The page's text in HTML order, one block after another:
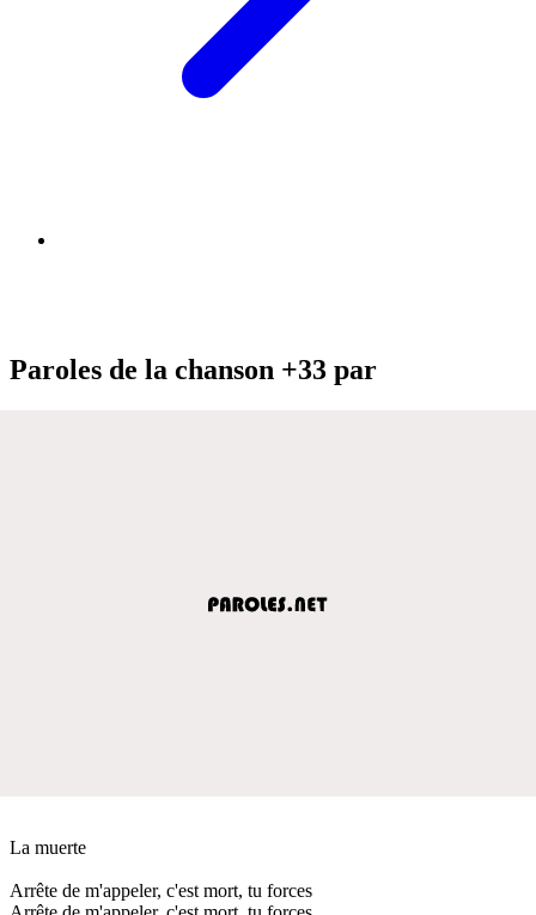
Paroles de la chanson +33 par
La muerte
Arrête de m'appeler, c'est mort, tu forces